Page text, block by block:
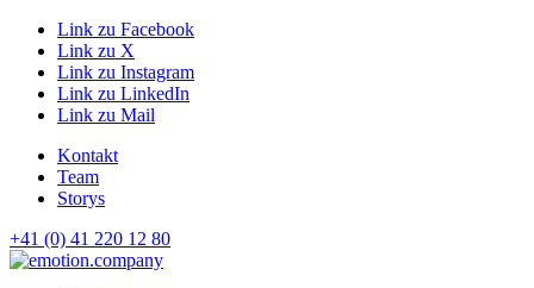
Link zu Facebook
Link zu X
Link zu Instagram
Link zu LinkedIn
Link zu Mail
Kontakt
Team
Storys
+41 (0) 41 220 12 80